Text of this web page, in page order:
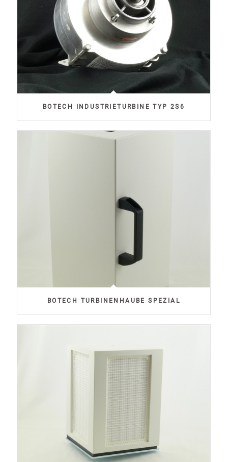
BOTECH INDUSTRIETURBINE TYP 2S6
BOTECH TURBINENHAUBE SPEZIAL